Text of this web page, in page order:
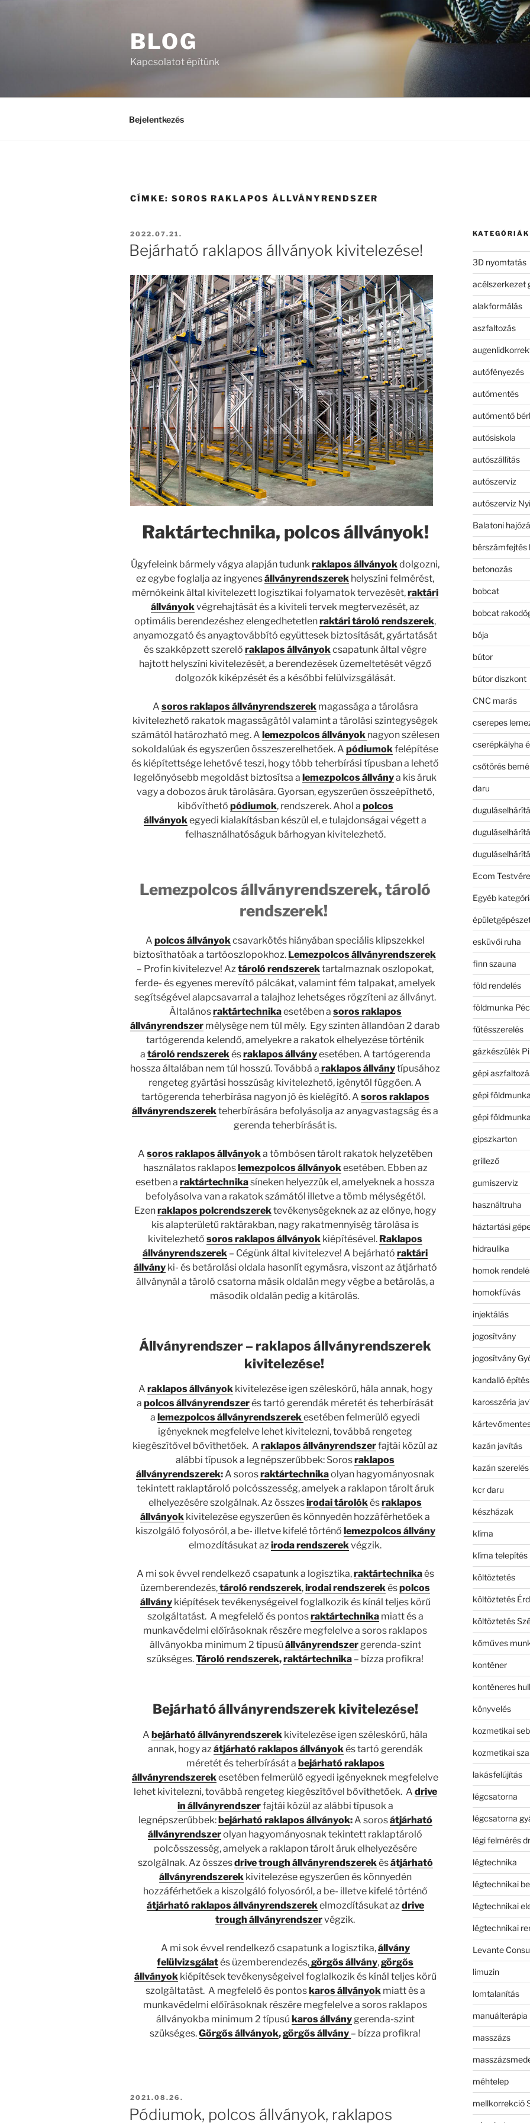
BLOG
Kapcsolatot építünk
Bejelentkezés
CÍMKE: SOROS RAKLAPOS ÁLLVÁNYRENDSZER
BEKÜLDVE:
2022.07.21.
Bejárható raklapos állványok kivitelezése!
Raktártechnika, polcos állványok!
Ügyfeleink bármely vágya alapján tudunkraklapos állványokdolgozni,
ez egybe foglalja az ingyenesállványrendszerek helyszíni felmérést,
mérnökeink által kivitelezett logisztikai folyamatok tervezését,raktári
állványokvégrehajtását és a kiviteli tervek megtervezését, az
optimális berendezéshez elengedhetetlenraktári tároló rendszerek,
anyamozgató és anyagtovábbító együttesek biztosítását, gyártatását
és szakképzett szerelőraklapos állványokcsapatunk által végre
hajtott helyszíni kivitelezését, a berendezések üzemeltetését végző
dolgozók kiképzését és a későbbi felülvizsgálását.
A soros raklapos állványrendszerekmagassága a tárolásra
kivitelezhető rakatok magasságától valamint a tárolási szintegységek
számától határozható meg. A lemezpolcos állványok nagyon szélesen
sokoldalúak és egyszerűen összeszerelhetőek. Apódiumokfelépítése
és kiépítettsége lehetővé teszi, hogy több teherbírási típusban a lehető
legelőnyösebb megoldást biztosítsa a lemezpolcos állványa kis áruk
vagy a dobozos áruk tárolására. Gyorsan, egyszerűen összeépíthető,
kibővíthető pódiumok, rendszerek. Ahol a polcos
állványokegyedi kialakításban készül el, e tulajdonságai végett a
felhasználhatóságuk bárhogyan kivitelezhető.
Lemezpolcos állványrendszerek, tároló
rendszerek!
Apolcos állványok csavarkötés hiányában speciális klipszekkel
biztosíthatóak a tartóoszlopokhoz. Lemezpolcos állványrendszerek
– Profin kivitelezve! Aztároló rendszerek tartalmaznak oszlopokat,
ferde- és egyenes merevítő pálcákat, valamint fém talpakat, amelyek
segítségével alapcsavarral a talajhoz lehetséges rögzíteni az állványt.
Általánosraktártechnikaesetében a soros raklapos
állványrendszer mélysége nem túl mély. Egy szinten állandóan 2 darab
tartógerenda kelendő, amelyekre a rakatok elhelyezése történik
a tároló rendszerek ésraklapos állványesetében. A tartógerenda
hossza általában nem túl hosszú. Továbbá a raklapos állványtípusához
rengeteg gyártási hosszúság kivitelezhető, igénytől függően. A
tartógerenda teherbírása nagyon jó és kielégítő. A soros raklapos
állványrendszerek teherbírására befolyásolja az anyagvastagság és a
gerenda teherbírását is.
Asoros raklapos állványok a tömbösen tárolt rakatok helyzetében
használatos raklaposlemezpolcos állványok esetében. Ebben az
esetben araktártechnikasíneken helyezzük el, amelyeknek a hossza
befolyásolva van a rakatok számától illetve a tömb mélységétől.
Ezenraklapos polcrendszerek tevékenységeknek az az előnye, hogy
kis alapterületű raktárakban, nagy rakatmennyiség tárolása is
kivitelezhetősoros raklapos állványok kiépítésével. Raklapos
állványrendszerek – Cégünk által kivitelezve! A bejárhatóraktári
állványki- és betárolási oldala hasonlít egymásra, viszont az átjárható
állványnál a tároló csatorna másik oldalán megy végbe a betárolás, a
második oldalán pedig a kitárolás.
Állványrendszer – raklapos állványrendszerek
kivitelezése!
A raklapos állványokkivitelezése igen széleskörű, hála annak, hogy
apolcos állványrendszerés tartó gerendák méretét és teherbírását
a lemezpolcos állványrendszerekesetében felmerülő egyedi
igényeknek megfelelve lehet kivitelezni, továbbá rengeteg
kiegészítővel bővíthetőek. Araklapos állványrendszerfajtái közül az
alábbi típusok a legnépszerűbbek: Sorosraklapos
állványrendszerek:A sorosraktártechnikaolyan hagyományosnak
tekintett raklaptároló polcösszesség, amelyek a raklapon tárolt áruk
elhelyezésére szolgálnak. Az összesirodai tárolókésraklapos
állványok kivitelezése egyszerűen és könnyedén hozzáférhetőek a
kiszolgáló folyosóról, a be- illetve kifelé történő lemezpolcos állvány
elmozdításukat aziroda rendszerekvégzik.
A mi sok évvel rendelkező csapatunk a logisztika,raktártechnikaés
üzemberendezés,tároló rendszerek,irodai rendszerekéspolcos
állványkiépítések tevékenységeivel foglalkozik és kínál teljes körű
szolgáltatást. A megfelelő és pontosraktártechnikamiatt és a
munkavédelmi előírásoknak részére megfelelve a soros raklapos
állványokba minimum 2 típusú állványrendszergerenda-szint
szükséges.Tároló rendszerek,raktártechnika – bízza profikra!
Bejárható állványrendszerek kivitelezése!
Abejárható állványrendszerek kivitelezése igen széleskörű, hála
annak, hogy az átjárható raklapos állványok és tartó gerendák
méretét és teherbírását a bejárható raklapos
állványrendszerek esetében felmerülő egyedi igényeknek megfelelve
lehet kivitelezni, továbbá rengeteg kiegészítővel bővíthetőek. A drive
in állványrendszerfajtái közül az alábbi típusok a
legnépszerűbbek:bejárható raklapos állványok: A sorosátjárható
állványrendszerolyan hagyományosnak tekintett raklaptároló
polcösszesség, amelyek a raklapon tárolt áruk elhelyezésére
szolgálnak. Az összesdrive trough állványrendszerek ésátjárható
állványrendszerek kivitelezése egyszerűen és könnyedén
hozzáférhetőek a kiszolgáló folyosóról, a be- illetve kifelé történő
átjárható raklapos állványrendszerek elmozdításukat az drive
trough állványrendszervégzik.
A mi sok évvel rendelkező csapatunk a logisztika,állvány
felülvizsgálatés üzemberendezés,görgős állvány,görgős
állványok kiépítések tevékenységeivel foglalkozik és kínál teljes körű
szolgáltatást. A megfelelő és pontoskaros állványok miatt és a
munkavédelmi előírásoknak részére megfelelve a soros raklapos
állványokba minimum 2 típusú karos állványgerenda-szint
szükséges.Görgős állványok,görgős állvány – bízza profikra!
BEKÜLDVE:
2021.08.26.
Pódiumok, polcos állványok, raklapos
KATEGÓRIÁK
3D nyomtatás
acélszerkezet
alakformálás
aszfaltozás
autófényezés
autómentés
autómentő
autósiskola
autószállítás
autószerviz
autószerviz
Balatoni
bérszámfejtés
betonozás
bobcat
bobcat
bója
bútor
bútor diszkont
CNC marás
cserepes
cserépkályha
csőtörés
daru
Ecom
Egyéb
esküvői ruha
finn szauna
föld rendelés
földmunka
fűtésszerelés
gázkészülék
gépi
gépi földmunka
gépi
gipszkarton
grillező
gumiszerviz
használtruha
háztartási
hidraulika
homok
homokfúvás
injektálás
jogosítvány
jogosítvány
kandalló építés
karosszéria
kazán javítás
kazán szerelés
kcr daru
készházak
klíma
klíma telepítés
költöztetés
költöztetés Érd
költöztetés
kőműves
konténer
konténeres
könyvelés
kozmetikai
kozmetikai
lakásfelújítás
légcsatorna
légcsatorna
légi felmérés
légtechnika
légtechnikai
légtechnikai
légtechnikai
Levante
limuzin
lomtalanítás
manuálterápia
masszázs
méhtelep
mellkorrekció